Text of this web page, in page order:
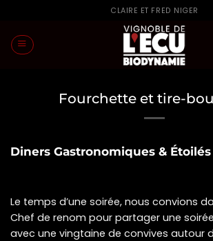
contenu
CLAIRE ET FRED NIGER
Fourchette et tire-
Diners Gastronomiques & Étoilés
Le temps d’une soirée, nous convions
Chef de renom pour partager une
avec une vingtaine de convives autour